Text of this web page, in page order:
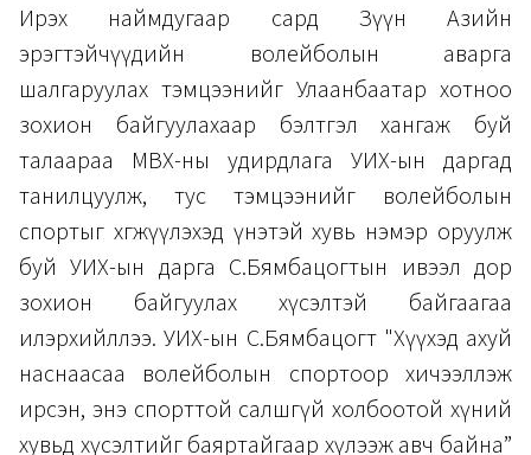
Ирэх наймдугаар сард Зүүн Азийн
эрэгтэйчүүдийн волейболын аварга
шалгаруулах тэмцээнийг Улаанбаатар хотноо
зохион байгуулахаар бэлтгэл хангаж буй
талаараа МВХ-ны удирдлага УИХ-ын даргад
танилцуулж, тус тэмцээнийг волейболын
спортыг хөгжүүлэхэд үнэтэй хувь нэмэр оруулж
буй УИХ-ын дарга С.Бямбацогтын ивээл дор
зохион байгуулах хүсэлтэй байгаагаа
илэрхийллээ. УИХ-ын С.Бямбацогт "Хүүхэд ахуй
наснаасаа волейболын спортоор хичээллэж
ирсэн, энэ спорттой салшгүй холбоотой хүний
хувьд хүсэлтийг баяртайгаар хүлээж авч байна”